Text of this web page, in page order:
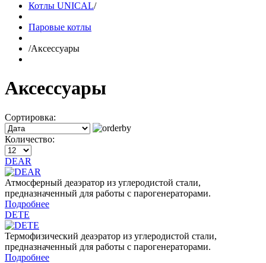
Котлы UNICAL/
Паровые котлы
/Аксессуары
Аксессуары
Сортировка:
Количество:
DEAR
Атмосферный деаэратор из углеродистой стали,
предназначенный для работы с парогенераторами.
Подробнее
DETE
Термофизический деаэратор из углеродистой стали,
предназначенный для работы с парогенераторами.
Подробнее